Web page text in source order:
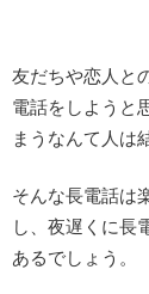
友だちや恋人と
電話をしようと
まうなんて人は
そんな長電話は
し、夜遅くに長
あるでしょう。